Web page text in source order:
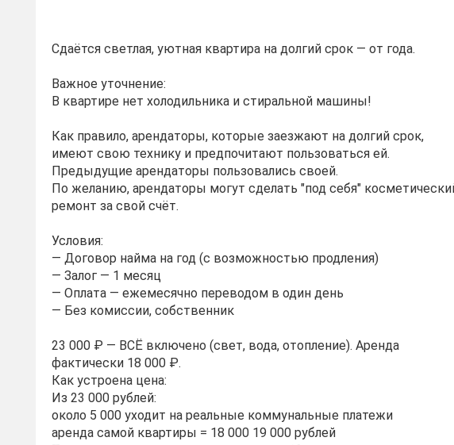
Сдаётся светлая, уютная квартира на долгий срок — от года.
Важное уточнение:
В квартире нет холодильника и стиральной машины!
Как правило, арендаторы, которые заезжают на долгий срок,
имеют свою технику и предпочитают пользоваться ей.
Предыдущие арендаторы пользовались своей.
По желанию, арендаторы могут сделать "под себя"
ремонт за свой счёт.
Условия:
— Договор найма на год (с возможностью продления)
— Залог — 1 месяц
— Оплата — ежемесячно переводом в один день
— Без комиссии, собственник
23 000 ₽ — ВСЁ включено (свет, вода, отопление). Аренда
фактически 18 000 ₽.
Как устроена цена:
Из 23 000 рублей:
около 5 000 уходит на реальные коммунальные платежи
аренда самой квартиры = 18 000 19 000 рублей